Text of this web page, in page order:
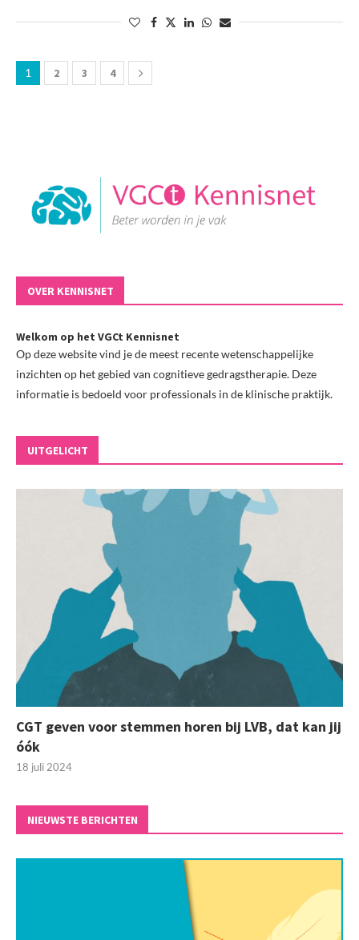
1 2 3 4
OVER KENNISNET
Welkom op het VGCt Kennisnet
Op deze website vind je de meest recente wetenschappelijke
inzichten op het gebied van cognitieve gedragstherapie. Deze
informatie is bedoeld voor professionals in de klinische praktijk.
UITGELICHT
CGT geven voor stemmen horen bij LVB, dat kan jij
óók
18 juli 2024
NIEUWSTE BERICHTEN